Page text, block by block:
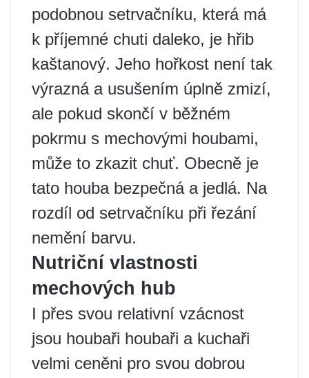
podobnou setrvačníku, která má
k příjemné chuti daleko, je hřib
kaštanový. Jeho hořkost není tak
výrazná a usušením úplně zmizí,
ale pokud skončí v běžném
pokrmu s mechovými houbami,
může to zkazit chuť. Obecně je
tato houba bezpečná a jedlá. Na
rozdíl od setrvačníku při řezání
nemění barvu.
Nutriční vlastnosti
mechových hub
I přes svou relativní vzácnost
jsou houbaři houbaři a kuchaři
velmi ceněni pro svou dobrou